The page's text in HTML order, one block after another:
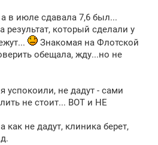
в июле сдавала 7,6 был...
результат, который сделали у
Знакомая на Флотской
обещала, жду...но не
успокоили, не дадут - сами
не стоит... ВОТ и НЕ
как не дадут, клиника берет,